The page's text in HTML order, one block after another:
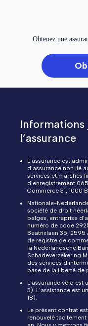
Obtenez une
Informations
l’assurance
L'assurance est
d'assurance non lié
services et marchés
d'enregistrement
Commerce 31, 1000
Nationale-
société de droit
belges, entreprise
numéro de code
Beatrixlaan 35, 2595
de registre de
la Nederlandsche
Schadeverzekering
des services
base de la liberté de
L'assurance vélo est
3). L'assistance est
18).
Le présent contrat
renouvelé